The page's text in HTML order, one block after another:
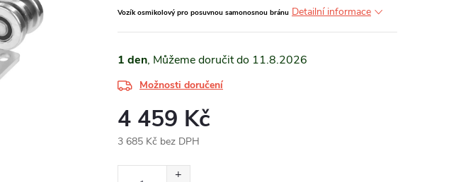
Vozík osmikolový pro posuvnou samonosnou bránu Detailní informace
1 den 11.8.2026
Možnosti doručení
4 459 Kč
3 685 Kč bez DPH